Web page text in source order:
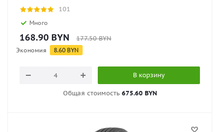
101
Много
168.90 BYN 177.50BYN
Экономия 8.60 BYN
В корзину
Общая стоимость 675.60 BYN